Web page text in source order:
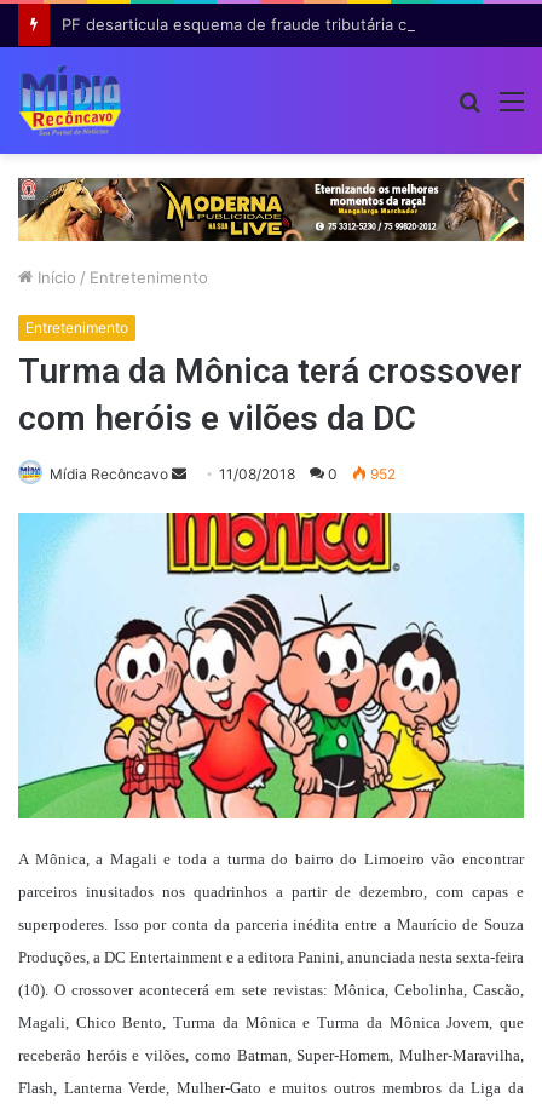
Início / Entretenimento
Entretenimento
Turma da Mônica terá crossover
com heróis e vilões da DC
Mídia Recôncavo
Mande
e-
mail
11/08/2018 0 952
A Mônica, a Magali e toda a turma do bairro do Limoeiro vão encontrar
parceiros inusitados nos quadrinhos a partir de dezembro, com capas e
superpoderes. Isso por conta da parceria inédita entre a Maurício de Souza
Produções, a DC Entertainment e a editora Panini, anunciada nesta sexta-feira
(10). O crossover acontecerá em sete revistas: Mônica, Cebolinha, Cascão,
Magali, Chico Bento, Turma da Mônica e Turma da Mônica Jovem, que
receberão heróis e vilões, como Batman, Super-Homem, Mulher-Maravilha,
Flash, Lanterna Verde, Mulher-Gato e muitos outros membros da Liga da